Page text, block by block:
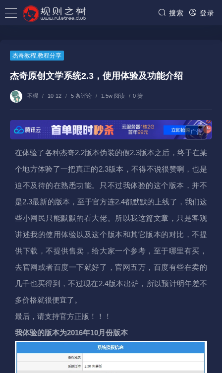
搜索 登录
杰奇教程,教程分享
杰奇原创文学系统2.3，使用体验及功能介绍
不暇 / 10-12 / 5 条评论 / 1.5w 阅读 / 0 赞
广告
在体验了各种杰奇2.2版本伪装的假2.3版本之后，终于在某
个地方体验了一把真正的2.3版本，不得不说很赞啊，也是
迫不及待的在熟悉功能。只不过我体验的这个版本，并不
是2.3最新的版本，至于官方连2.4都默默的上线了，我们这
些小网民只能默默的看大佬。所以我这篇文章，只是客观
讲述我的使用体验以及这个版本和其它版本的对比，不提
供下载，不提供售卖，给大家一个参考，至于哪里有买，
去官网或者百度一下就好了，官网五万，百度有些在卖的
几千也买得到，不过现在2.4版本出炉，所以预计明年差不
多价格就很便宜了。
最后，请支持官方正版！！！
我体验的版本为2016年10月份版本